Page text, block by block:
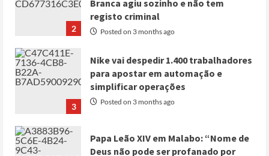
3
Nike vai despedir 1.400 trabalhadores
para apostar em automação e
simplificar operações
4
Papa Leão XIV em Malabo: “Nome de
Deus não pode ser profanado por